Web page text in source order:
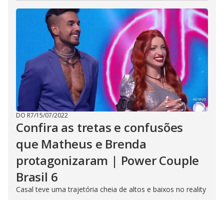
DO R7/15/07/2022
Confira as tretas e confusões
que Matheus e Brenda
protagonizaram | Power Couple
Brasil 6
Casal teve uma trajetória cheia de altos e baixos no reality